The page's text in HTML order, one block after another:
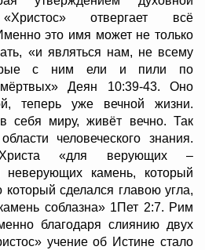
отвергает всё
это имя может не только
«и являться нам, не всему
с ним ели и пили по
Деян 10:39-43. Оно
теперь уже вечной жизни.
себя миру, живёт вечно. Так
человеческого знания.
«для верующих –
неверующих камень, который
который сделался главою угла,
соблазна» 1Пет 2:7. Рим
благодаря слиянию двух
учение об Истине стало